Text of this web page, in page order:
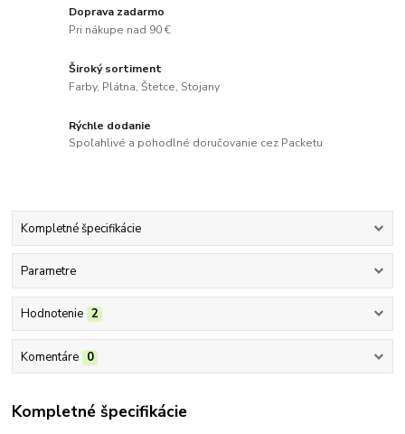
Doprava zadarmo
Pri nákupe nad 90 €
Široký sortiment
Farby, Plátna, Štetce, Stojany
Rýchle dodanie
Spoľahlivé a pohodlné doručovanie cez Packetu
Kompletné špecifikácie
Parametre
Hodnotenie 2
Komentáre 0
Kompletné špecifikácie